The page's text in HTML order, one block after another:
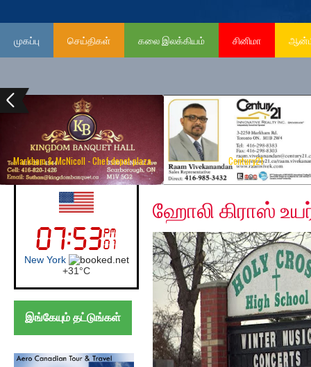
முகப்பு செய்திகள் கலை இலக்கியம் சினிமா
Markham & McNicoll - Chef depot plaza Century21
UK (London)
London
+27°C
இங்கேயும் தட்டுங்கள்
Friday, December 20,
ஹோலி கிராஸ்